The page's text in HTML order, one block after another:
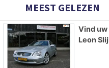
MEEST GELEZEN
Vind
Leon